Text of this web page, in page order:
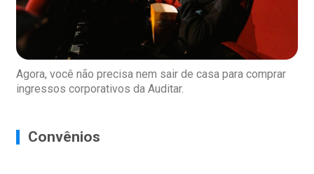
Agora, você não precisa nem sair de casa para comprar
ingressos corporativos da Auditar.
Convênios